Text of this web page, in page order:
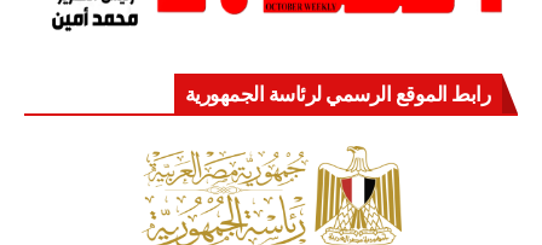
رابط الموقع الرسمي لرئاسة الجمهورية